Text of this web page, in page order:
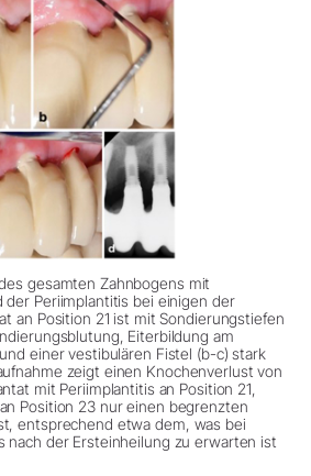
gesamten Zahnbogens mit
der Periimplantitis bei einigen der
an Position 21 ist mit Sondierungstiefen
Eiterbildung am
einer vestibulären Fistel (b-c) stark
zeigt einen Knochenverlust von
mit Periimplantitis an Position 21,
Position 23 nur einen begrenzten
entsprechend etwa dem, was bei
nach der Ersteinheilung zu erwarten ist